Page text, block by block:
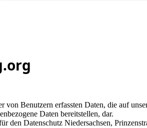
Benutzern erfassten Daten, die auf
Daten bereitstellen, dar.
Datenschutz Niedersachsen,